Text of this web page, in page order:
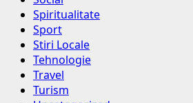
Spiritualitate
Sport
Stiri Locale
Tehnologie
Travel
Turism